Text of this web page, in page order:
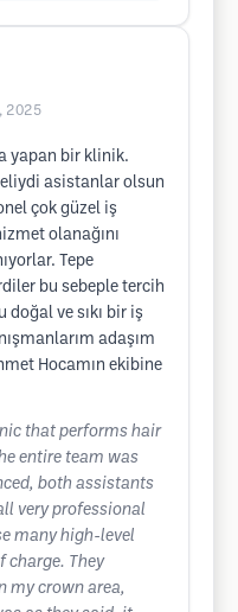
2025
yapan bir klinik.
asistanlar olsun
çok güzel iş
olanağını
Tepe
bu sebeple tercih
ve sıkı bir iş
adaşım
Hocamın ekibine
that performs hair
entire team was
both assistants
very professional
many high-level
charge. They
my crown area,